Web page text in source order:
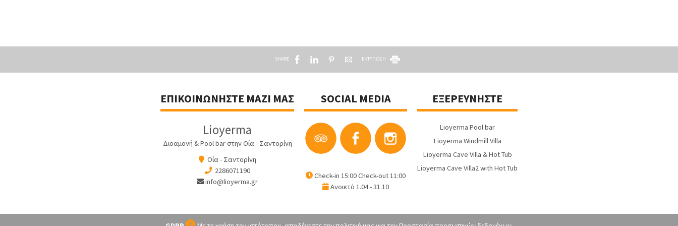
SHARE ΕΚΤΥΠΩΣΗ
ΕΠΙΚΟΙΝΩΝΉΣΤΕ ΜΑΖΊ ΜΑΣ
Lioyerma
Διοαμονή & Pool bar στην Οία - Σαντορίνη
Οία - Σαντορίνη
2286071190
info@lioyerma.gr
SOCIAL MEDIA
Check-in 15:00 Check-out 11:00
Ανοικτό 1.04 - 31.10
ΕΞΕΡΕΥΝΉΣΤΕ
Lioyerma Pool bar
Lioyerma Windmill Villa
Lioyerma Cave Villa & Hot Tub
Lioyerma Cave Villa2 with Hot Tub